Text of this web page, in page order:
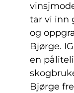
tar vi inn
og
Bjørge.
en
Bjørge